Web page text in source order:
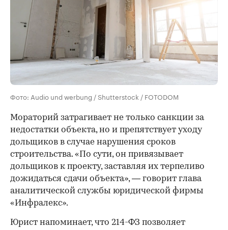
Фото: Audio und werbung / Shutterstock / FOTODOM
Мораторий затрагивает не только санкции за
недостатки объекта, но и препятствует уходу
дольщиков в случае нарушения сроков
строительства. «По сути, он привязывает
дольщиков к проекту, заставляя их терпеливо
дожидаться сдачи объекта», — говорит глава
аналитической службы юридической фирмы
«Инфралекс».
Юрист напоминает, что 214-ФЗ позволяет